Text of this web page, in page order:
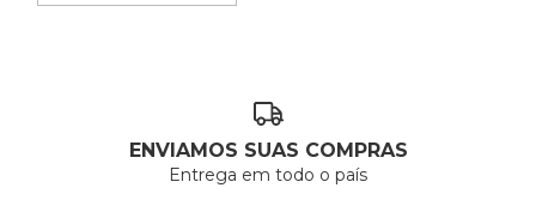
ENVIAMOS SUAS COMPRAS
Entrega em todo o país